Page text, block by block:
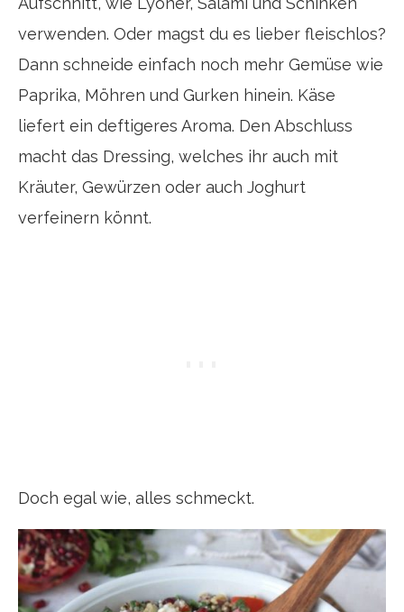
verwenden. Oder magst du es lieber fleischlos?
Dann schneide einfach noch mehr Gemüse wie
Paprika, Möhren und Gurken hinein. Käse
liefert ein deftigeres Aroma. Den Abschluss
macht das Dressing, welches ihr auch mit
Kräuter, Gewürzen oder auch Joghurt
verfeinern könnt.
Doch egal wie, alles schmeckt.